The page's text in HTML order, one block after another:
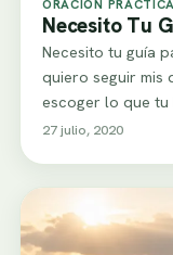
ORACIÓN
Necesito Tu
Necesito tu guía
quiero seguir mis
escoger lo que tu
27 julio, 2020